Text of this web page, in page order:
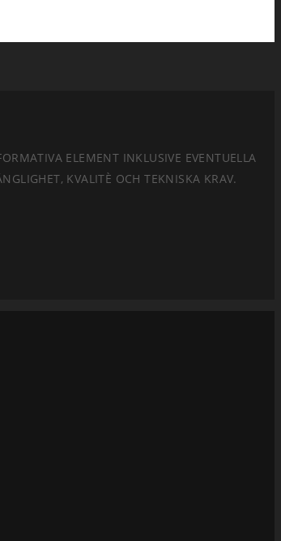
ELEMENT INKLUSIVE EVENTUELLA
KVALITÈ OCH TEKNISKA KRAV.